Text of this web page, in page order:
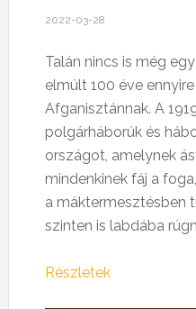
2022-03-28
Talán nincs is még
elmúlt 100 éve
Afganisztánnak. A
polgárháborúk és
országot, amelynek
mindenkinek fáj a
a máktermesztésben
szinten is labdába
Részletek